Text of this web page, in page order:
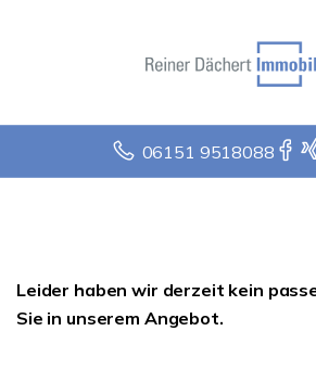
06151 9518088
Leider haben wir derzeit kein
Sie in unserem Angebot.